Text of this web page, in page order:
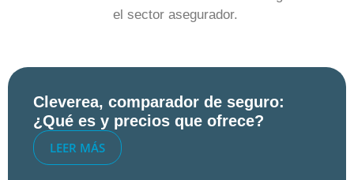
el sector asegurador.
Cleverea, comparador de seguro:
¿Qué es y precios que ofrece?
LEER MÁS